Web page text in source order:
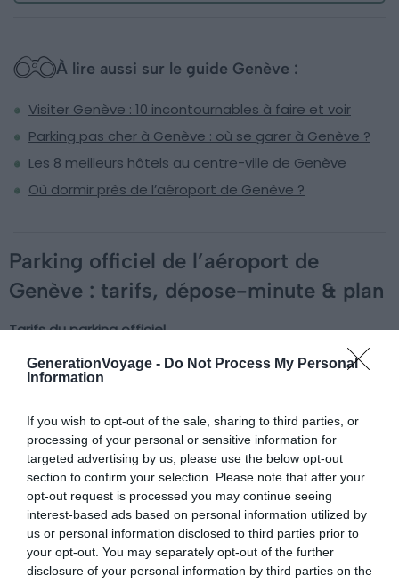
GenerationVoyage - Do Not Process My Personal
Information
If you wish to opt-out of the sale, sharing to third parties, or
processing of your personal or sensitive information for
targeted advertising by us, please use the below opt-out
section to confirm your selection. Please note that after your
opt-out request is processed you may continue seeing
interest-based ads based on personal information utilized by
us or personal information disclosed to third parties prior to
your opt-out. You may separately opt-out of the further
disclosure of your personal information by third parties on the
À lire aussi sur le guide Genève :
Visiter Genève : 10 incontournables à faire et voir
Parking pas cher à Genève : où se garer à Genève ?
Les 8 meilleurs hôtels au centre-ville de Genève
Où dormir près de l’aéroport de Genève ?
Parking officiel de l’aéroport de
Genève : tarifs, dépose-minute & plan
Tarifs du parking officiel
Avec ses six parkings officiels, l’aéroport de Genève
exemple, le parking le plus cher avec accès direct est le
P1. Ses tarifs sont de 58 CHF pour une journée et 367 CHF
pour deux semaines. Le moins cher, situé près de la gare
CFF, est le P51. Il ne coûte que 29 CHF pour 24 heures et
178 CHF pour deux semaines.
Dépose-minute